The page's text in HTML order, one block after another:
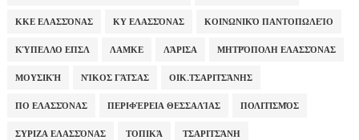
ΚΚΕ ΕΛΑΣΣΌΝΑΣ ΚΥ ΕΛΑΣΣΌΝΑΣ ΚΟΙΝΩΝΙΚΌ ΠΑΝΤΟΠΩΛΕΊΟ
ΚΎΠΕΛΛΟ ΕΠΣΛ ΛΑΜΚΕ ΛΆΡΙΣΑ ΜΗΤΡΌΠΟΛΗ ΕΛΑΣΣΌΝΑΣ
ΜΟΥΣΙΚΉ ΝΊΚΟΣ ΓΆΤΣΑΣ ΟΙΚ.ΤΣΑΡΙΤΣΆΝΗΣ
ΠΟ ΕΛΑΣΣΌΝΑΣ ΠΕΡΙΦΈΡΕΙΑ ΘΕΣΣΑΛΊΑΣ ΠΟΛΙΤΙΣΜΌΣ
ΣΥΡΙΖΑ ΕΛΑΣΣΌΝΑΣ ΤΟΠΙΚΆ ΤΣΑΡΙΤΣΆΝΗ